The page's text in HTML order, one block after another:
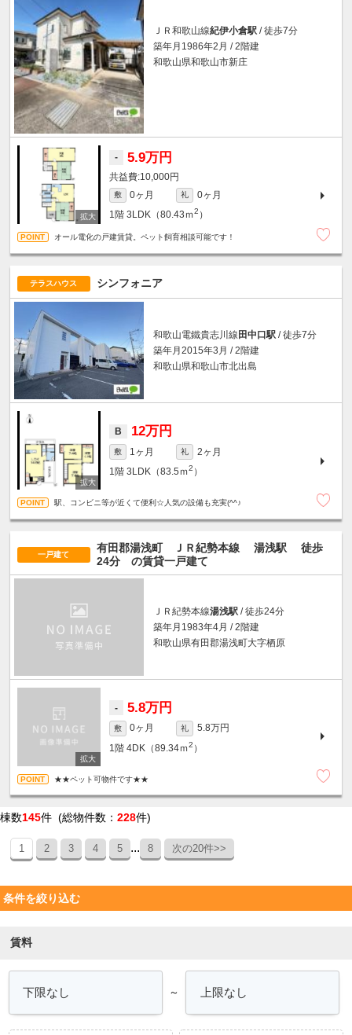
ＪＲ和歌山線紀伊小倉駅 / 徒歩7分
築年月1986年2月 / 2階建
和歌山県和歌山市新庄
- 5.9万円
10,000円
敷 0ヶ月 礼
0ヶ月
1階 3LDK（80.43ｍ2 ）
オール電化の戸建賃貸。ペット飼育相談可能です！
テラスハウス シンフォニア
和歌山電鐵貴志川線 田中口駅 / 徒歩7分
築年月2015年3月 / 2階建
和歌山県和歌山市北出島
B 12万円
敷 1ヶ月 礼
2ヶ月
1階 3LDK（83.5ｍ2 ）
駅、コンビニ等が近くて便利☆人気の設備も充実(^^♪
一戸建て
有田郡湯浅町 ＪＲ紀勢本線 湯浅駅
徒歩
24分 の賃貸一戸建て
ＪＲ紀勢本線湯浅駅 / 徒歩24分
築年月1983年4月 / 2階建
和歌山県有田郡湯浅町大字栖原
- 5.8万円
敷 0ヶ月 礼
5.8万円
1階 4DK（89.34ｍ2 ）
★★ペット可物件です★★
棟数145件 (総物件数： 228件)
1 2 3 4 5 ... 8 次の20件>>
条件を絞り込む
賃料
～